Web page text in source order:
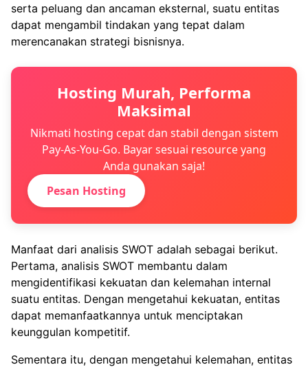
serta peluang dan ancaman eksternal, suatu entitas
dapat mengambil tindakan yang tepat dalam
merencanakan strategi bisnisnya.
Hosting Murah, Performa
Maksimal
Nikmati hosting cepat dan stabil dengan sistem
Pay-As-You-Go. Bayar sesuai resource yang
Anda gunakan saja!
Pesan Hosting
Manfaat dari analisis SWOT adalah sebagai berikut.
Pertama, analisis SWOT membantu dalam
mengidentifikasi kekuatan dan kelemahan internal
suatu entitas. Dengan mengetahui kekuatan, entitas
dapat memanfaatkannya untuk menciptakan
keunggulan kompetitif.
Sementara itu, dengan mengetahui kelemahan, entitas